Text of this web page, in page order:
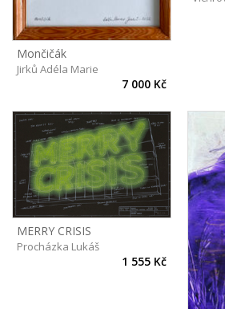
Mončičák
Jirků Adéla Marie
7 000 Kč
MERRY CRISIS
Procházka Lukáš
1 555 Kč